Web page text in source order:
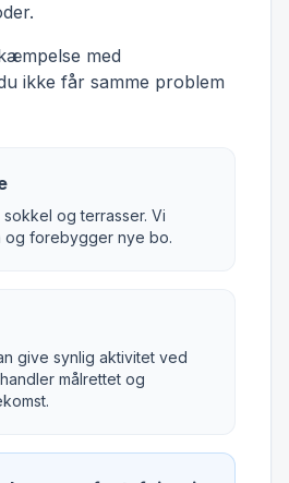
med
ikke får samme problem
og terrasser. Vi
og forebygger nye bo.
give synlig aktivitet ved
målrettet og